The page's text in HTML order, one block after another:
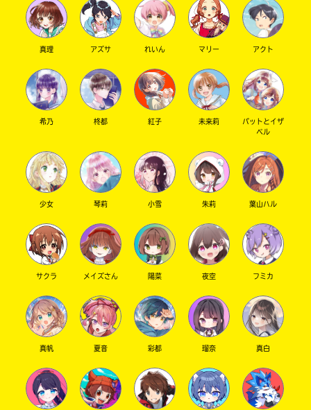
キーワードから探す
オフィシャルアカウント
真理 アズサ れいん マリー アクト
希乃 柊都 紅子 未来莉
パットとイザ
ベル
少女 琴莉 小雪 朱莉 葉山ハル
サクラ メイズさん 陽菜 夜空 フミカ
真帆 夏音 彩都 瑠奈 真白